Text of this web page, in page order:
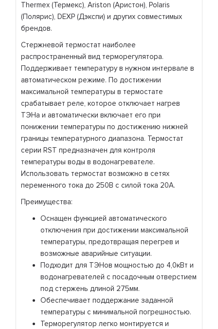
Thermex (Термекс), Ariston (Аристон), Polaris
(Полярис), DEXP (Дэкспи) и других совместимых
брендов.
Стержневой термостат наиболее
распространенный вид терморегулятора.
Поддерживает температуру в нужном интервале в
автоматическом режиме. По достижении
максимальной температуры в термостате
срабатывает реле, которое отключает нагрев
ТЭНа и автоматически включает его при
понижении температуры по достижению нижней
границы температурного диапазона. Термостат
серии RST предназначен для контроля
температуры воды в водонагревателе.
Использовать термостат возможно в сетях
переменного тока до 250В с силой тока 20А.
Преимущества:
Оснащен функцией автоматического
отключения при достижении максимальной
температуры, предотвращая перегрев и
возможные аварийные ситуации.
Подходит для ТЭНов мощностью до 4,0кВт и
водонагревателей с посадочным отверстием
под стержень длиной 275мм.
Обеспечивает поддержание заданной
температуры с минимальной погрешностью.
Терморегулятор легко монтируется и